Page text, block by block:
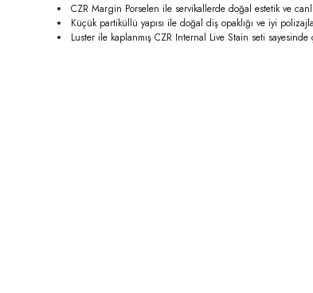
CZR Margin Porselen ile servikallerde doğal estetik ve
Küçük partiküllü yapısı ile doğal diş opaklığı ve iyi
Luster ile kaplanmış CZR Internal Live Stain seti sayesinde